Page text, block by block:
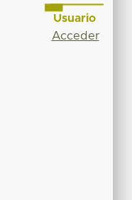
Usuario
Acceder